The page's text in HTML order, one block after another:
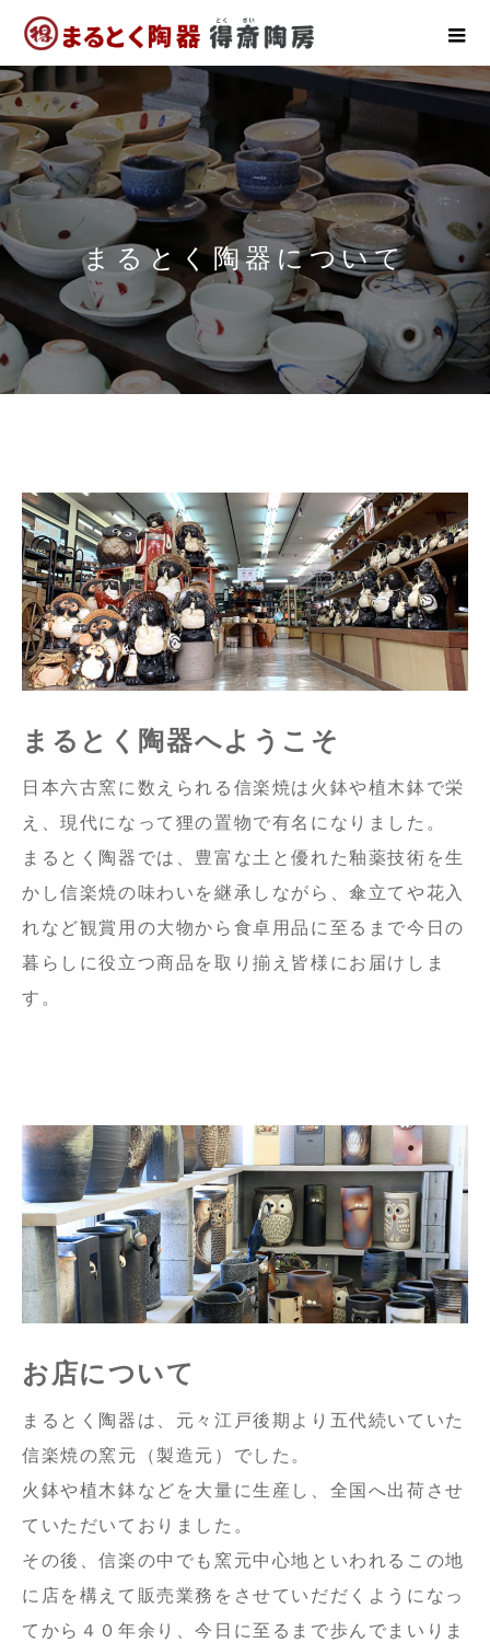
まるとく陶器について
まるとく陶器へようこそ
日本六古窯に数えられる信楽焼は火鉢や植木鉢で栄
え、現代になって狸の置物で有名になりました。
まるとく陶器では、豊富な土と優れた釉薬技術を生
かし信楽焼の味わいを継承しながら、傘立てや花入
れなど観賞用の大物から食卓用品に至るまで今日の
暮らしに役立つ商品を取り揃え皆様にお届けしま
す。
お店について
まるとく陶器は、元々江戸後期より五代続いていた
信楽焼の窯元（製造元）でした。
火鉢や植木鉢などを大量に生産し、全国へ出荷させ
ていただいておりました。
その後、信楽の中でも窯元中心地といわれるこの地
に店を構えて販売業務をさせていだだくようになっ
てから４０年余り、今日に至るまで歩んでまいりま